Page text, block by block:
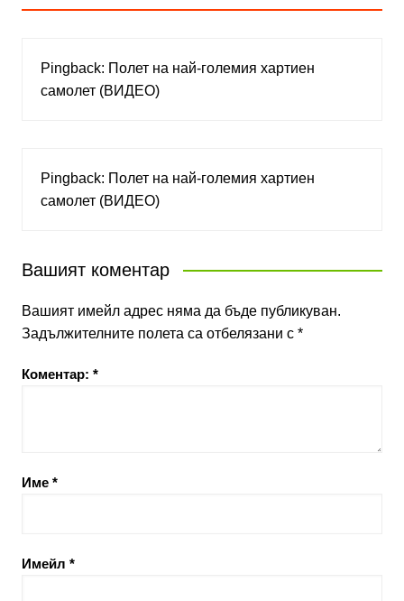
Pingback: Полет на най-големия хартиен
самолет (ВИДЕО)
Pingback: Полет на най-големия хартиен
самолет (ВИДЕО)
Вашият коментар
Вашият имейл адрес няма да бъде публикуван.
Задължителните полета са отбелязани с *
Коментар: *
Име *
Имейл *